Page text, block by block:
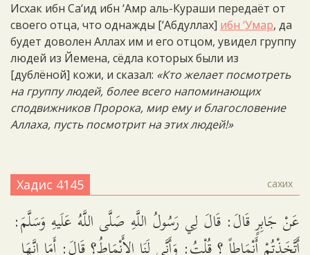
Исхак ибн Са‘ид ибн ‘Амр аль-Кураши передаёт от
своего отца, что однажды [‘Абдуллах] ибн ‘Умар, да
будет доволен Аллах им и его отцом, увидел группу
людей из Йемена, сёдла которых были из
[дублёной] кожи, и сказал: «Кто желает посмотреть
на группу людей, более всего напоминающих
сподвижников Пророка, мир ему и благословение
Аллаха, пусть посмотрит на этих людей!»
Хадис 4145 сахих
عَنْ جَابِرٍ قَالَ: قَالَ لِي رَسُولُ اللَّهِ صَلَّى اللَّهُ عَلَيهِ وَسَلَّمَ: